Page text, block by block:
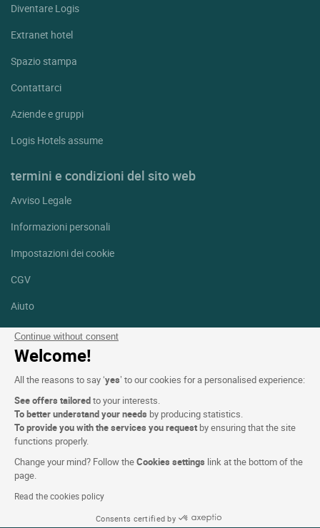
Continue without consent
Welcome!
All the reasons to say ‘yes’ to our cookies for a personalised experience:
See offers tailoredto your interests.
To better understand your needs by producing statistics.
To provide you with the services you request by ensuring that the site
functions properly.
Change your mind? Follow theCookies settings link at the bottom of the
page.
Read the cookies policy
Consents certified by
Diventare Logis
Extranet hotel
Spazio stampa
Contattarci
Aziende e gruppi
Logis Hotels assume
termini e condizioni del sito web
Avviso Legale
Informazioni personali
Impostazioni dei cookie
CGV
Aiuto
Mappa del sito
Crediti fotografici
Facebook
Linkedin